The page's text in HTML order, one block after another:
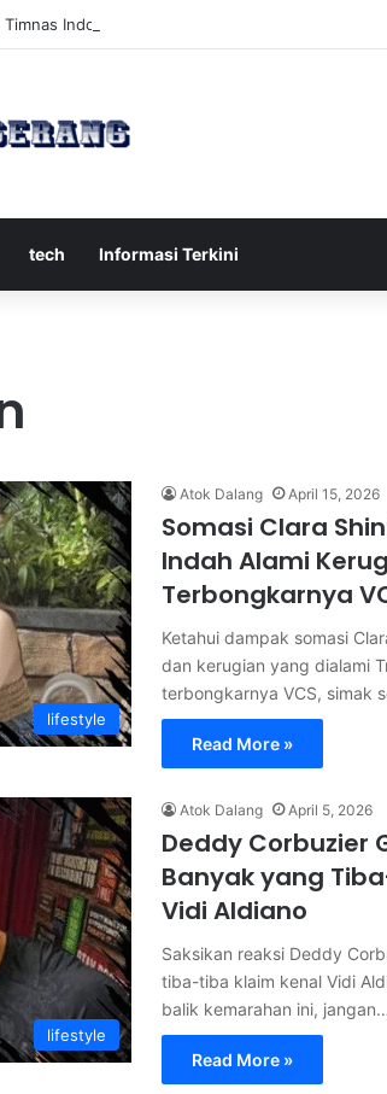
Timnas Indonesia U-17 Tereliminasi, Berikut 4 Tim
tech Informasi Terkini
lifestyle
Atok Dalang April 15, 2026
Somasi Clara
Indah Alami
Terbongkarnya
Ketahui dampak somasi
dan kerugian yang dialami
terbongkarnya VCS, simak
Read More »
lifestyle
Atok Dalang April 5, 2026
Deddy Corbuzier
Banyak yang
Vidi Aldiano
Saksikan reaksi Deddy
tiba-tiba klaim kenal Vidi
balik kemarahan ini, jangan…
Read More »